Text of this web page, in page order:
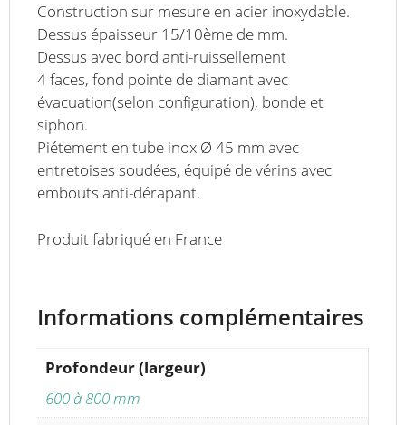
Construction sur mesure en acier inoxydable.
Dessus épaisseur 15/10ème de mm.
Dessus avec bord anti-ruissellement
4 faces, fond pointe de diamant avec
évacuation(selon configuration), bonde et
siphon.
Piétement en tube inox Ø 45 mm avec
entretoises soudées, équipé de vérins avec
embouts anti-dérapant.
Produit fabriqué en France
Informations complémentaires
Profondeur (largeur)
600 à 800 mm